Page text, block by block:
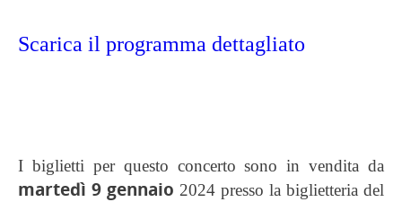
Scarica il programma dettagliato
I biglietti per questo concerto sono in vendita da
martedì 9 gennaio 2024 presso la biglietteria del